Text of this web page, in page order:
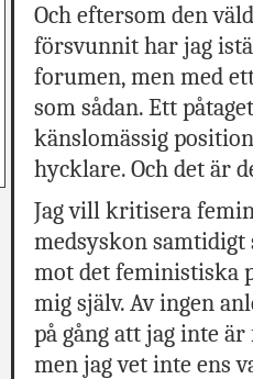
Och eftersom den
försvunnit har jag
forumen, men med
som sådan. Ett
känslomässig
hycklare. Och det är
Jag vill kritisera
medsyskon
mot det feministiska
mig själv. Av ingen
på gång att jag inte
men jag vet inte ens